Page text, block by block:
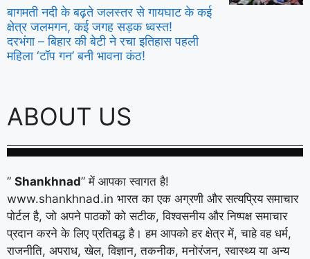
बागमती नदी के बढ़ते जलस्तर से गायघाट के कई
क्षेत्र जलमगन, कई जगह सड़क ध्वस्त!
दरभंगा – बिहार की बेटी ने रचा इतिहास पहली
महिला ‘टॉप गन’ बनी भावना कंठ!
ABOUT US
” Shankhnad” में आपका स्वागत है!
www.shankhnad.in भारत का एक अग्रणी और सत्यप्रिय समाचार
पोर्टल है, जो अपने पाठकों को सटीक, विश्वसनीय और निष्पक्ष समाचार
प्रदान करने के लिए प्रतिबद्ध है। हम आपको हर क्षेत्र में, चाहे वह धर्म,
राजनीति, अपराध, खेल, विज्ञान, तकनीक, मनोरंजन, स्वास्थ्य या अन्य